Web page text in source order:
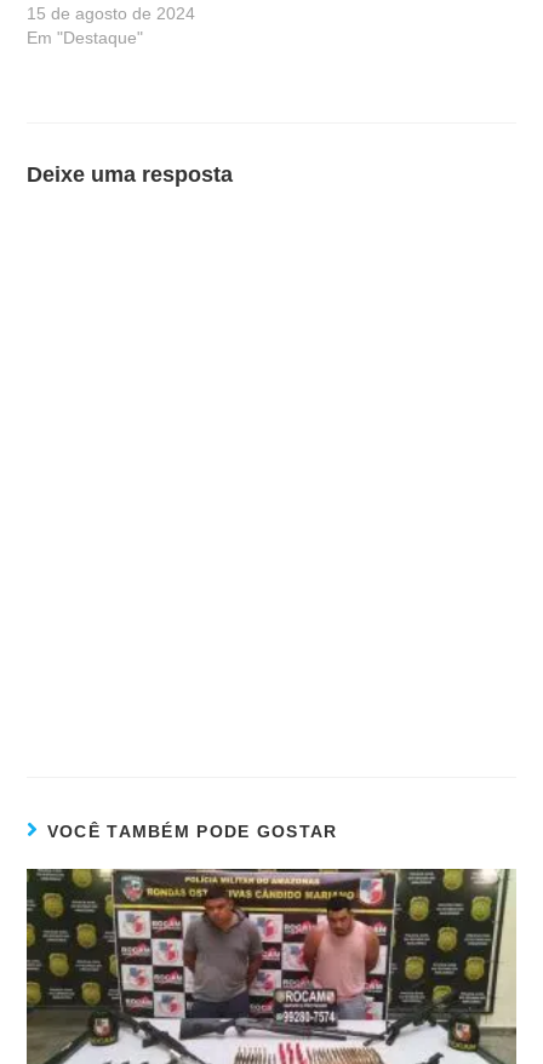
15 de agosto de 2024
Em "Destaque"
Deixe uma resposta
VOCÊ TAMBÉM PODE GOSTAR